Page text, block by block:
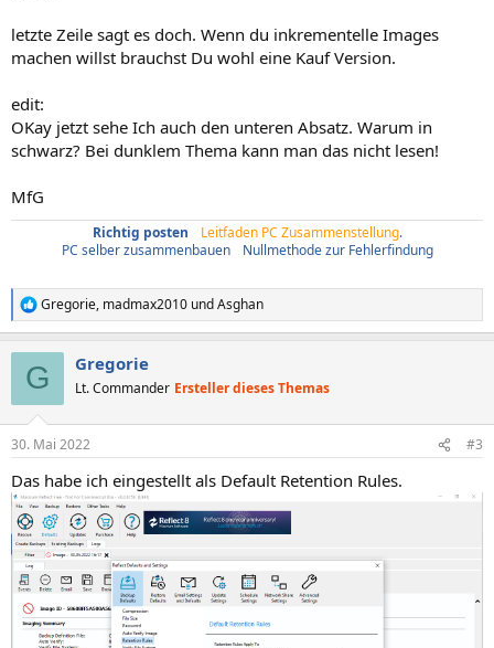
letzte Zeile sagt es doch. Wenn du inkrementelle Images
machen willst brauchst Du wohl eine Kauf Version.
edit:
OKay jetzt sehe Ich auch den unteren Absatz. Warum in
schwarz? Bei dunklem Thema kann man das nicht lesen!
MfG
Richtig posten Leitfaden PC Zusammenstellung.
PC selber zusammenbauen
Nullmethode zur Fehlerfindung
R
e
e
:
Gregorie, madmax2010 undAsghan
G Gregorie
Lt. Commander Ersteller dieses Themas
30. Mai 2022 #3
Das habe ich eingestellt als Default Retention Rules.